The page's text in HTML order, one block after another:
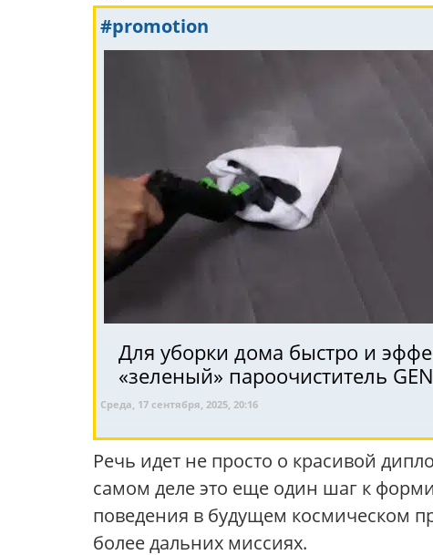
#promotion
Для уборки дома быстро и
«зеленый» пароочиститель
Среда, 17 сентября, 2025, 20:16
Речь идет не просто о красивой
самом деле это еще один шаг к
поведения в будущем космическом
более дальних миссиях.